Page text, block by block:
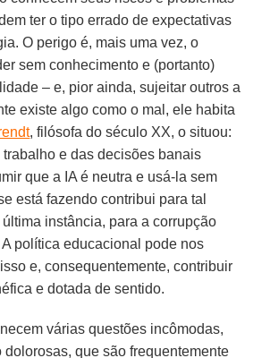
ter o tipo errado de expectativas
O perigo é, mais uma vez, o
sem conhecimento e (portanto)
– e, pior ainda, sujeitar outros a
existe algo como o mal, ele habita
, filósofa do século XX, o situou:
e das decisões banais
que a IA é neutra e usá-la sem
está fazendo contribui para tal
instância, para a corrupção
política educacional pode nos
e, consequentemente, contribuir
e dotada de sentido.
várias questões incômodas,
dolorosas, que são frequentemente